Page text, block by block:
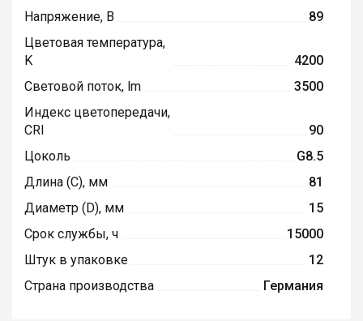
Напряжение, В
89
Цветовая температура,
K
4200
Световой поток, lm
3500
Индекс цветопередачи,
CRI
90
Цоколь
G8.5
Длина (C), мм
81
Диаметр (D), мм
15
Срок службы, ч
15000
Штук в упаковке
12
Страна производства
Германия